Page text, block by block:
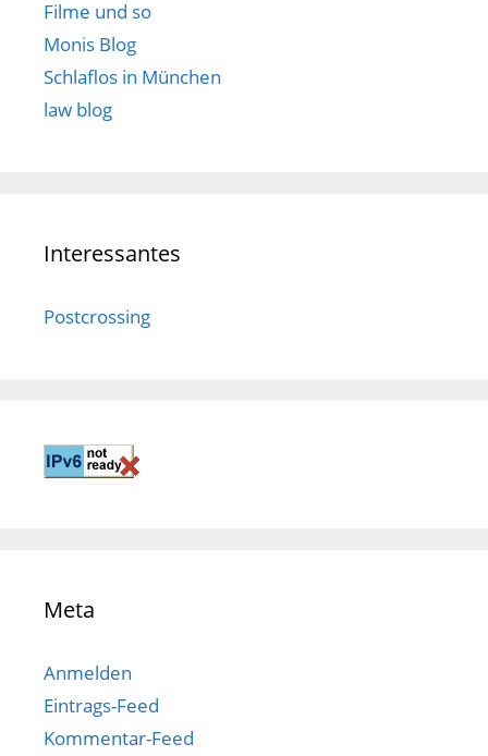
Filme und so
Monis Blog
Schlaflos in München
law blog
Interessantes
Postcrossing
Meta
Anmelden
Eintrags-Feed
Kommentar-Feed